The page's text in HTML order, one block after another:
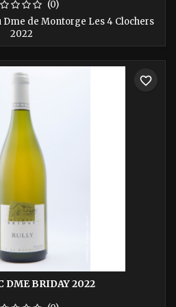
(0)
de Montorge Les 4 Clochers
2022
DME BRIDAY 2022
favorite_border